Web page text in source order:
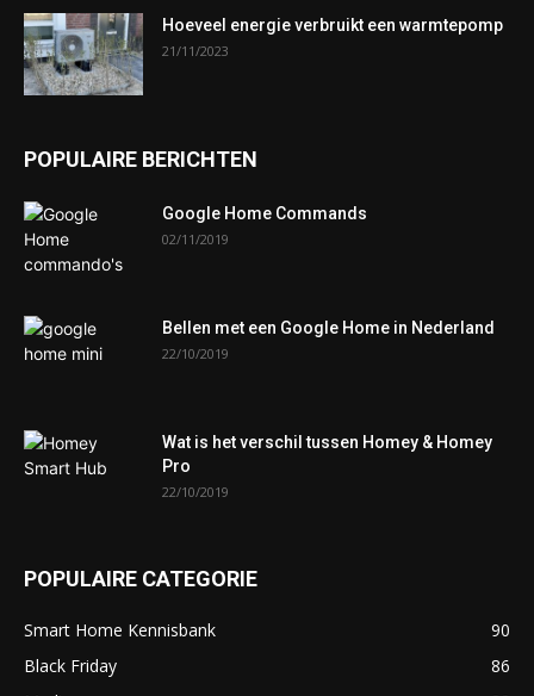
Hoeveel energie verbruikt een warmtepomp
21/11/2023
POPULAIRE BERICHTEN
Google Home Commands
02/11/2019
Bellen met een Google Home in Nederland
22/10/2019
Wat is het verschil tussen Homey & Homey
Pro
22/10/2019
POPULAIRE CATEGORIE
Smart Home Kennisbank
90
Black Friday
86